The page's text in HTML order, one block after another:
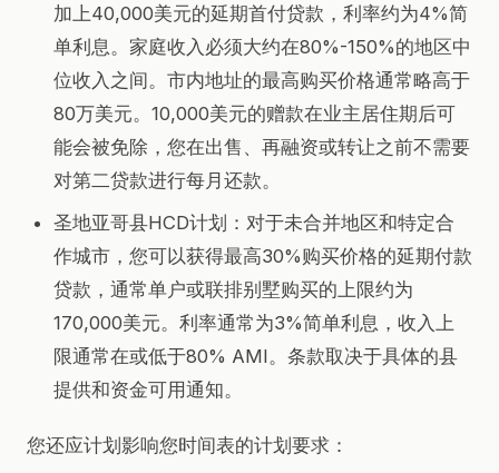
加上40,000美元的延期首付贷款，利率约为4%简
单利息。家庭收入必须大约在80%-150%的地区中
位收入之间。市内地址的最高购买价格通常略高于
80万美元。10,000美元的赠款在业主居住期后可
能会被免除，您在出售、再融资或转让之前不需要
对第二贷款进行每月还款。
圣地亚哥县HCD计划：对于未合并地区和特定合
作城市，您可以获得最高30%购买价格的延期付款
贷款，通常单户或联排别墅购买的上限约为
170,000美元。利率通常为3%简单利息，收入上
限通常在或低于80% AMI。条款取决于具体的县
提供和资金可用通知。
您还应计划影响您时间表的计划要求：